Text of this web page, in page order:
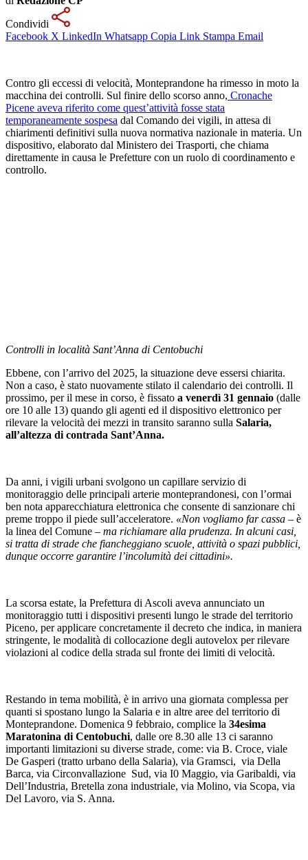
Condividi
Facebook X LinkedIn Whatsapp Copia Link Stampa Email
Contro gli eccessi di velocità, Monteprandone ha rimesso in moto la
macchina dei controlli. Sul finire dello scorso anno, Cronache
Picene aveva riferito come quest’attività fosse stata
temporaneamente sospesa dal Comando dei vigili, in attesa di
chiarimenti definitivi sulla nuova normativa nazionale in materia. Un
dispositivo, elaborato dal Ministero dei Trasporti, che chiama
direttamente in causa le Prefetture con un ruolo di coordinamento e
controllo.
Controlli in località Sant’Anna di Centobuchi
Ebbene, con l’arrivo del 2025, la situazione deve essersi chiarita.
Non a caso, è stato nuovamente stilato il calendario dei controlli. Il
prossimo, per il mese in corso, è fissato a venerdì 31 gennaio (dalle
ore 10 alle 13) quando gli agenti ed il dispositivo elettronico per
rilevare la velocità dei mezzi in transito saranno sulla Salaria,
all’altezza di contrada Sant’Anna.
Da anni, i vigili urbani svolgono un capillare servizio di
monitoraggio delle principali arterie monteprandonesi, con l’ormai
ben nota apparecchiatura elettronica che consente di sanzionare chi
preme troppo il piede sull’acceleratore. «Non vogliamo far cassa – è
la linea del Comune – ma richiamare alla prudenza. In alcuni casi,
si tratta di strade che fiancheggiano scuole, attività o spazi pubblici,
dunque occorre garantire l’incolumità dei cittadini».
La scorsa estate, la Prefettura di Ascoli aveva annunciato un
monitoraggio tutti i dispositivi presenti lungo le strade del territorio
Piceno, per applicare concretamente il decreto che indica, in maniera
stringente, le modalità di collocazione degli autovelox per rilevare
violazioni al codice della strada sul fronte dei limiti di velocità.
Restando in tema mobilità, è in arrivo una giornata complessa per
quanti si spostano lungo la Salaria e in altre aree del territorio di
Monteprandone. Domenica 9 febbraio, complice la 34esima
Maratonina di Centobuchi, dalle ore 8.30 alle 13 ci saranno
importanti limitazioni su diverse strade, come: via B. Croce, viale
De Gasperi (tratto urbano della Salaria), via Gramsci, via Della
Barca, via Circonvallazione Sud, via I0 Maggio, via Garibaldi, via
Dell’Industria, Bretella zona industriale, via Molino, via Scopa, via
Del Lavoro, via S. Anna.